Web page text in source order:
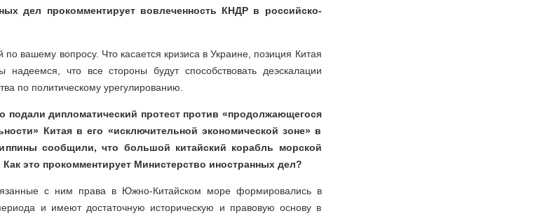
дел прокомментирует вовлеченность КНДР в российско-
вашему вопросу. Что касается кризиса в Украине, позиция Китая
что все стороны будут способствовать деэскалации
по политическому урегулированию.
подали дипломатический протест против «продолжающегося
Китая в его «исключительной экономической зоне» в
сообщили, что большой китайский корабль морской
это прокомментирует Министерство иностранных дел?
с ним права в Южно-Китайском море формировались в
и имеют достаточную историческую и правовую основу в